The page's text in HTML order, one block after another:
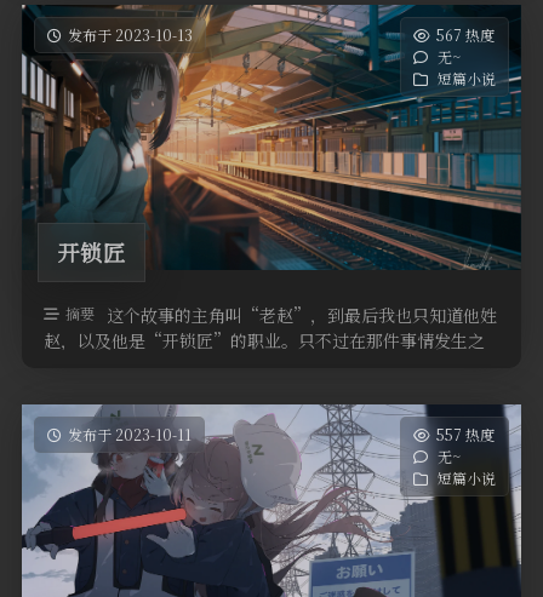
发布于 2023-10-13
567 热度
无~
短篇小说
开锁匠
摘要
这个故事的主角叫“老赵”，到最后我也只知道他姓
赵，以及他是“开锁匠”的职业。只不过在那件事情发生之
发布于 2023-10-11
557 热度
无~
短篇小说